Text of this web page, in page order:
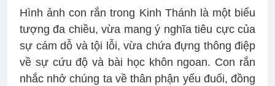
Hình ảnh con rắn trong Kinh Thánh là một biểu
tượng đa chiều, vừa mang ý nghĩa tiêu cực của
sự cám dỗ và tội lỗi, vừa chứa đựng thông điệp
về sự cứu độ và bài học khôn ngoan. Con rắn
nhắc nhở chúng ta về thân phận yếu đuối, đồng